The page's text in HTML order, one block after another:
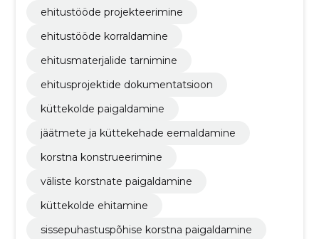
ehitustööde projekteerimine
ehitustööde korraldamine
ehitusmaterjalide tarnimine
ehitusprojektide dokumentatsioon
küttekolde paigaldamine
jäätmete ja küttekehade eemaldamine
korstna konstrueerimine
väliste korstnate paigaldamine
küttekolde ehitamine
sissepuhastuspõhise korstna paigaldamine